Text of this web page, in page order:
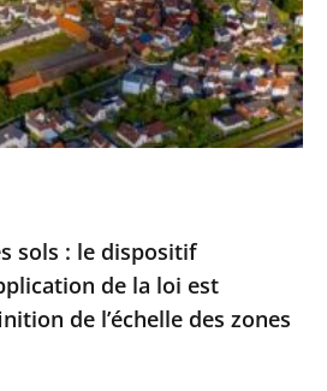
sols : le dispositif
de la loi est
de l’échelle des zones